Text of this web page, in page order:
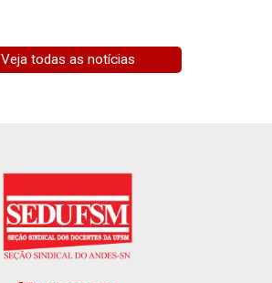
Veja todas as notícias